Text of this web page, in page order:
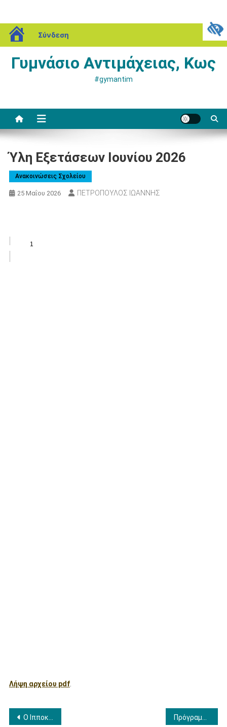
blogs.sch.gr
Σύνδεση
Μεταπηδήστε
στο
Γυμνάσιο Αντιμάχειας, Κως
#gymantim
Ύλη Εξετάσεων Ιουνίου 2026
Ανακοινώσεις Σχολείου
25 Μαΐου 2026 ΠΕΤΡΟΠΟΥΛΟΣ ΙΩΑΝΝΗΣ
Λήψη αρχείου pdf.
Πλοήγηση
Ο Ιπποκρατικός Όρκος «ταξιδεύει»: Μια Δημιουργική Συνάντηση του Γυμνασίου Αντιμάχειας με το Δημοτικό Κεφάλου